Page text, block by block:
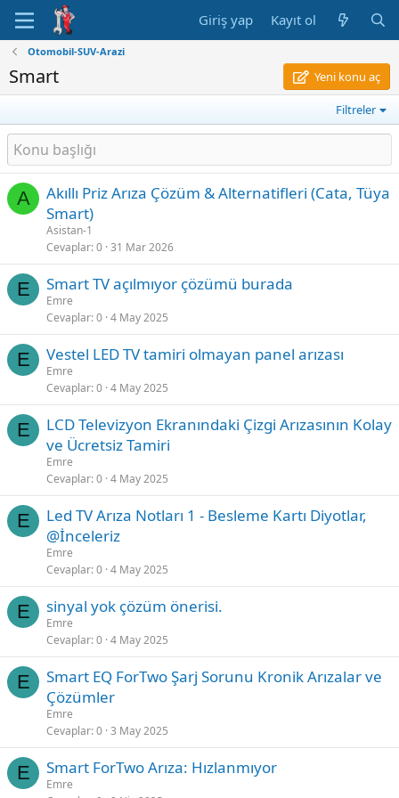
Giriş yap Kayıt ol
Otomobil-SUV-Arazi
Smart Yeni konu aç
Filtreler
A
Akıllı Priz Arıza Çözüm & Alternatifleri (Cata, Tüya
Smart)
Asistan-1
Cevaplar 0 31 Mar 2026
E Smart TV açılmıyor çözümü burada
Emre
Cevaplar 0 4 May 2025
E Vestel LED TV tamiri olmayan panel arızası
Emre
Cevaplar 0 4 May 2025
E
LCD Televizyon Ekranındaki Çizgi Arızasının Kolay
ve Ücretsiz Tamiri
Emre
Cevaplar 0 4 May 2025
E
Led TV Arıza Notları 1 - Besleme Kartı Diyotlar,
‎@İnceleriz
Emre
Cevaplar 0 4 May 2025
E sinyal yok çözüm önerisi.
Emre
Cevaplar 0 4 May 2025
E
Smart EQ ForTwo Şarj Sorunu Kronik Arızalar ve
Çözümler
Emre
Cevaplar 0 3 May 2025
E Smart ForTwo Arıza: Hızlanmıyor
Emre